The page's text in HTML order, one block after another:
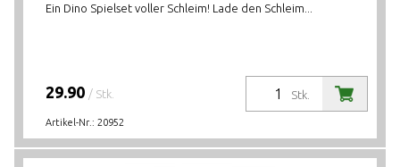
Ein Dino Spielset voller Schleim! Lade den Schleim...
Stk.
29.90 / Stk.
Artikel-Nr.: 20952